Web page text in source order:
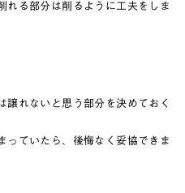
れる部分は削るように工夫をしま
譲れないと思う部分を決めておく
っていたら、後悔なく妥協できま